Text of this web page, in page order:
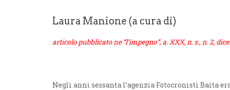
Laura Manione (a cura di)
articolo pubblicato ne “l’impegno”, a. XXX, n. s., n. 2,
Negli anni sessanta l’agenzia Fotocronisti Baita